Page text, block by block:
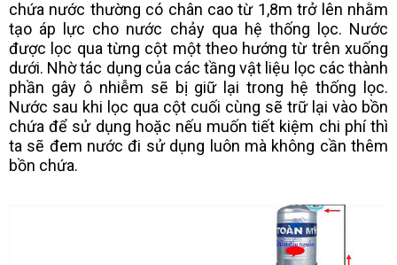
chứa nước thường có chân cao từ 1,8m trở lên nhằm
tạo áp lực cho nước chảy qua hệ thống lọc. Nước
được lọc qua từng cột một theo hướng từ trên xuống
dưới. Nhờ tác dụng của các tầng vật liệu lọc các thành
phần gây ô nhiễm sẽ bị giữ lại trong hệ thống lọc.
Nước sau khi lọc qua cột cuối cùng sẽ trữ lại vào bồn
chứa để sử dụng hoặc nếu muốn tiết kiệm chi phí thì
ta sẽ đem nước đi sử dụng luôn mà không cần thêm
bồn chứa.